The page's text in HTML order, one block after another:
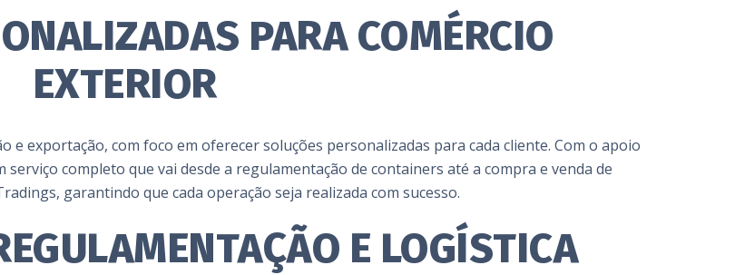
PARA COMÉRCIO
EXTERIOR
e exportação, com foco em oferecer soluções personalizadas para cada cliente. Com o apoio
completo que vai desde a regulamentação de containers até a compra e venda de
garantindo que cada operação seja realizada com sucesso.
E LOGÍSTICA